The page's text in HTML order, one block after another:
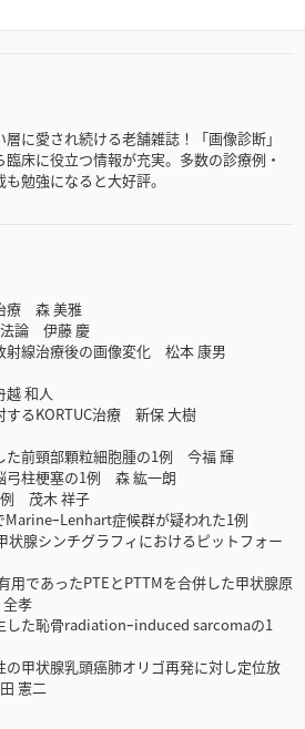
に愛され続ける老舗雑誌！「画像診断」
床に役立つ情報が充実。多数の診療例・
勉強になると大好評。
療 森 美雅
法論 伊藤 慶
射線治療後の画像変化 松本 康男
和人
するKORTUC治療 新保 大樹
た前頸部顆粒細胞腫の1例 今福 輝
弓柱梗塞の1例 森 紘一朗
例 茂木 祥子
ｰLenhart症候群が疑われた1例
腺シンチグラフィにおけるピットフォー
用であったPTEとPTTMを合併した甲状腺原
孝
した恥骨radiationｰinduced sarcomaの1
甲状腺乳頭癌肺オリゴ再発に対し定位放
憲二